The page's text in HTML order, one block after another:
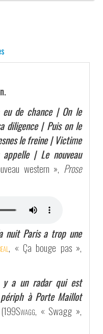
de chance | On le
diligence | Puis on le
le freine | Victime
| Le nouveau
western », Prose
nuit Paris a trop une
, « Ça bouge pas »,
y a un radar qui est
à Porte Maillot
(199Swagg, « Swagg »,